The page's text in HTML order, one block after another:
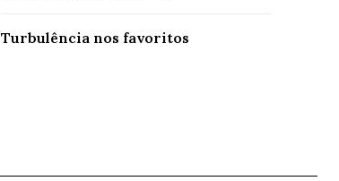
Turbulência nos favoritos